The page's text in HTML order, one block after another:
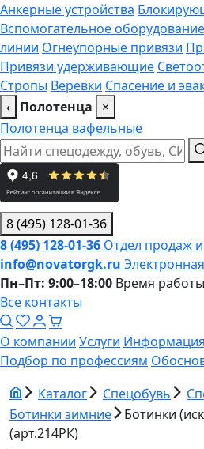
Анкерные устройства
Вспомогательное оборудование
линии Огнеупорные привязи
Привязи удерживающие
Стропы Веревки Спасение и
‹ Полотенца
×
Полотенца вафельные
8 (495) 128-01-36
8 (495) 128-01-36 Отдел продаж
info@novatorgk.ru
Пн–Пт: 9:00–18:00 Время работы
Все контакты
О компании Услуги Информация
Подбор по профессиям
Каталог
Спецобувь
Ботинки зимние
Ботинки
(арт.214РК)